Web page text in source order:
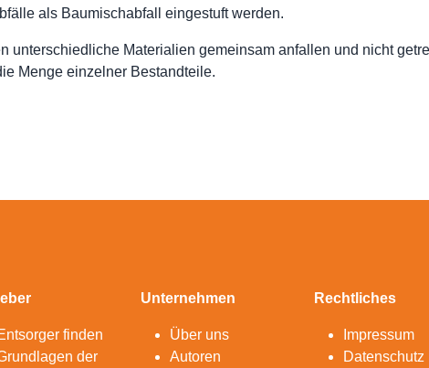
als Baumischabfall eingestuft werden.
unterschiedliche Materialien gemeinsam anfallen und nicht
Menge einzelner Bestandteile.
finden
der
Unternehmen
Über uns
Autoren
Rechtliches
Impressum
Datenschutz